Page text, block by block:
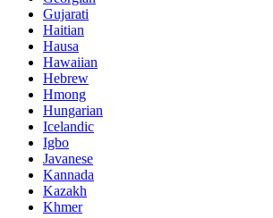
Gujarati
Haitian
Hausa
Hawaiian
Hebrew
Hmong
Hungarian
Icelandic
Igbo
Javanese
Kannada
Kazakh
Khmer